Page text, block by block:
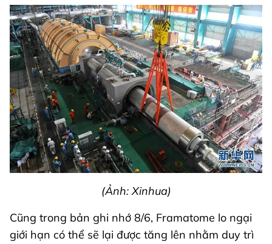
(Ảnh: Xinhua)
Cũng trong bản ghi nhớ 8/6, Framatome lo ngại
giới hạn có thể sẽ lại được tăng lên nhằm duy trì